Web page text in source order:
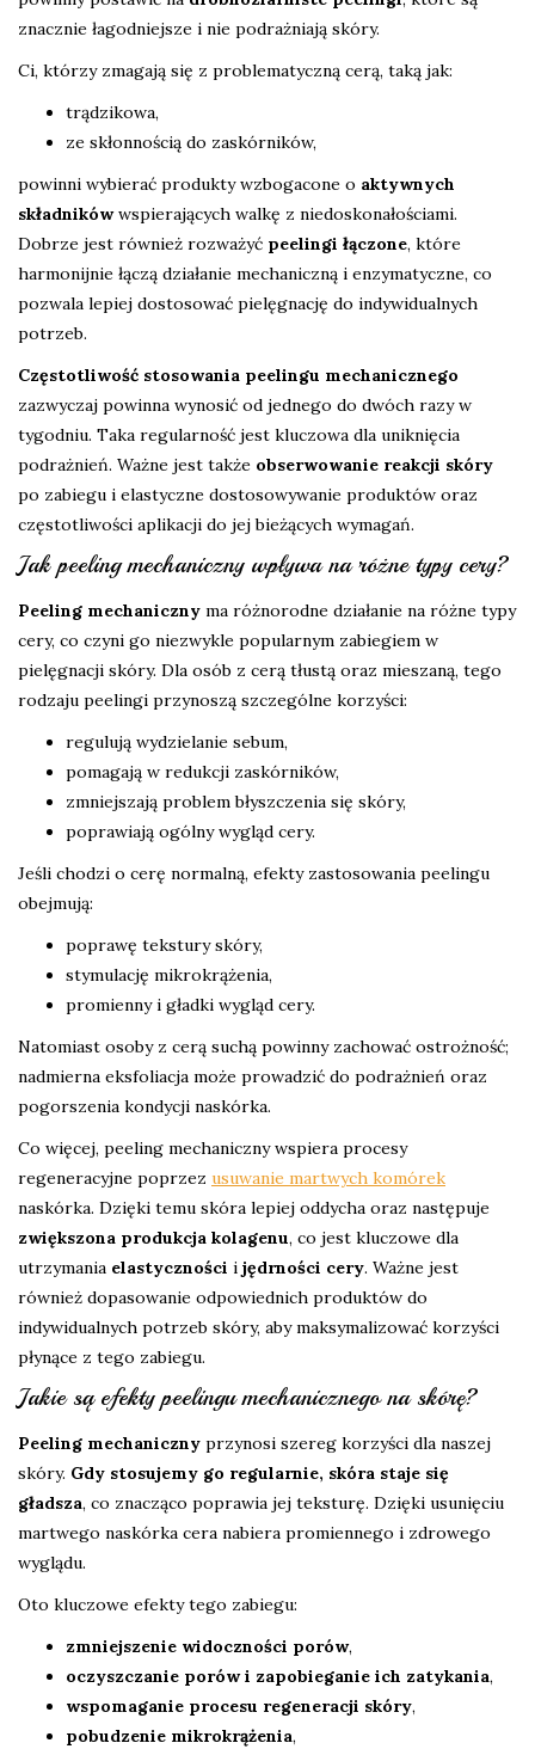
znacznie łagodniejsze i nie podrażniają skóry.
Ci, którzy zmagają się z problematyczną cerą, taką jak:
trądzikowa,
ze skłonnością do zaskórników,
powinni wybierać produkty wzbogacone o aktywnych
składnikówwspierających walkę z niedoskonałościami.
Dobrze jest również rozważyć peelingi łączone, które
harmonijnie łączą działanie mechaniczną i enzymatyczne, co
pozwala lepiej dostosować pielęgnację do indywidualnych
potrzeb.
Częstotliwość stosowania peelingu mechanicznego
zazwyczaj powinna wynosić od jednego do dwóch razy w
tygodniu. Taka regularność jest kluczowa dla uniknięcia
podrażnień. Ważne jest także obserwowanie reakcji skóry
po zabiegu i elastyczne dostosowywanie produktów oraz
częstotliwości aplikacji do jej bieżących wymagań.
Jak peeling mechaniczny wpływa na różne typy cery?
Peeling mechaniczny ma różnorodne działanie na różne typy
cery, co czyni go niezwykle popularnym zabiegiem w
pielęgnacji skóry. Dla osób z cerą tłustą oraz mieszaną, tego
rodzaju peelingi przynoszą szczególne korzyści:
regulują wydzielanie sebum,
pomagają w redukcji zaskórników,
zmniejszają problem błyszczenia się skóry,
poprawiają ogólny wygląd cery.
Jeśli chodzi o cerę normalną, efekty zastosowania peelingu
obejmują:
poprawę tekstury skóry,
stymulację mikrokrążenia,
promienny i gładki wygląd cery.
Natomiast osoby z cerą suchą powinny zachować ostrożność;
nadmierna eksfoliacja może prowadzić do podrażnień oraz
pogorszenia kondycji naskórka.
Co więcej, peeling mechaniczny wspiera procesy
regeneracyjne poprzez usuwanie martwych komórek
naskórka. Dzięki temu skóra lepiej oddycha oraz następuje
zwiększona produkcja kolagenu, co jest kluczowe dla
utrzymania elastyczności i jędrności cery. Ważne jest
również dopasowanie odpowiednich produktów do
indywidualnych potrzeb skóry, aby maksymalizować korzyści
płynące z tego zabiegu.
Jakie są efekty peelingu mechanicznego na skórę?
Peeling mechaniczny przynosi szereg korzyści dla naszej
skóry. Gdy stosujemy go regularnie, skóra staje się
gładsza, co znacząco poprawia jej teksturę. Dzięki usunięciu
martwego naskórka cera nabiera promiennego i zdrowego
wyglądu.
Oto kluczowe efekty tego zabiegu:
zmniejszenie widoczności porów,
oczyszczanie porów i zapobieganie ich zatykania,
wspomaganie procesu regeneracji skóry,
pobudzenie mikrokrążenia,